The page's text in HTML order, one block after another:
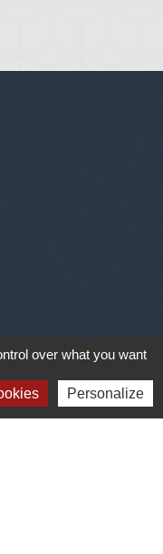
de Plonéis est
du Val d'Aoste en
over what you want
Personalize